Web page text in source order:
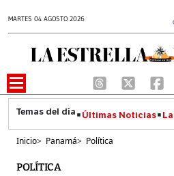
MARTES 04 AGOSTO 2026
Últimas Noticias
Inicio> Panamá> Política
POLÍTICA